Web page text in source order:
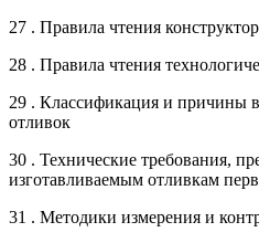
27 . Правила чтения
28 . Правила чтения
29 . Классификация и причины
отливок
30 . Технические требования,
изготавливаемым отливкам
31 . Методики измерения и